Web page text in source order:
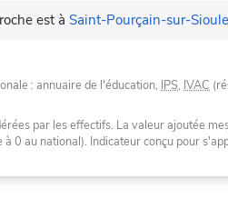
est à Saint-Pourçain-sur-Sioule
: annuaire de l'éducation, IPS, IVAC
par les effectifs. La valeur ajoutée
0 au national). Indicateur conçu pour